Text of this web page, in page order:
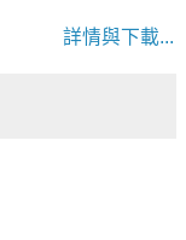
詳情與下載...